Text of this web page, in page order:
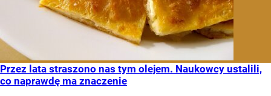
Przez lata straszono nas tym olejem. Naukowcy ustalili,
co naprawdę ma znaczenie